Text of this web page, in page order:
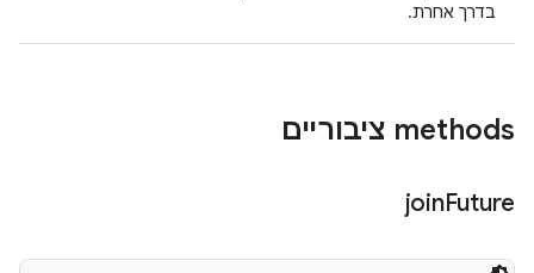
בדרך אחרת.
‫methods ציבוריים
joinFuture